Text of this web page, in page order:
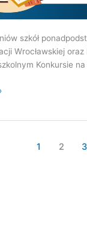
szkół
Wrocławskiej
Konkursie na
1 2 3